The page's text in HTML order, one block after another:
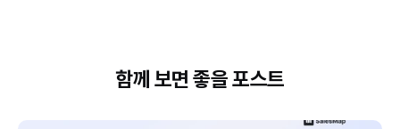
함께 보면 좋을 포스트